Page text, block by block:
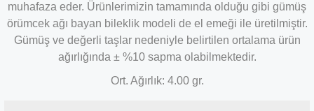
muhafaza eder. Ürünlerimizin tamamında olduğu gibi gümüş
örümcek ağı bayan bileklik modeli de el emeği ile üretilmiştir.
Gümüş ve değerli taşlar nedeniyle belirtilen ortalama ürün
ağırlığında ± %10 sapma olabilmektedir.
Ort. Ağırlık: 4.00 gr.